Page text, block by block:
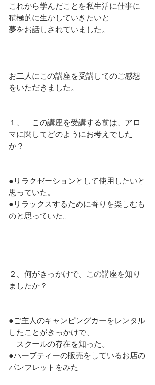
これから学んだことを私生活に仕事に
積極的に生かしていきたいと
夢をお話しされていました。
お二人にこの講座を受講してのご感想
をいただきました。
１、　この講座を受講する前は、アロ
マに関してどのようにお考えでした
か？
●リラクゼーションとして使用したいと
思っていた。
●リラックスするために香りを楽しむも
のと思っていた。
２、何がきっかけで、この講座を知り
ましたか？
●ご主人のキャンピングカーをレンタル
したことがきっかけで、
スクールの存在を知った。
●ハーブティーの販売をしているお店の
パンフレットをみた